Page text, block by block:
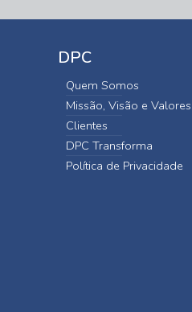
DPC
Quem Somos
Missão, Visão e Valores
Clientes
DPC Transforma
Política de Privacidade